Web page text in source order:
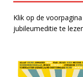
Klik op de
jubileumeditie te